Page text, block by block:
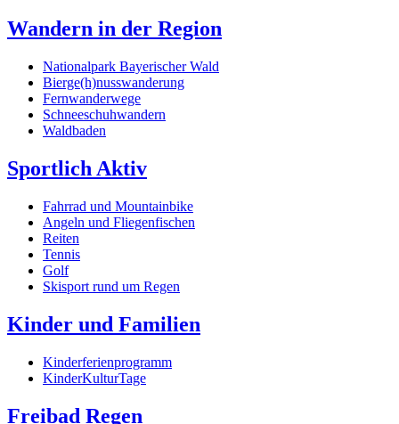
Wandern in der Region
Nationalpark Bayerischer Wald
Bierge(h)nusswanderung
Fernwanderwege
Schneeschuhwandern
Waldbaden
Sportlich Aktiv
Fahrrad und Mountainbike
Angeln und Fliegenfischen
Reiten
Tennis
Golf
Skisport rund um Regen
Kinder und Familien
Kinderferienprogramm
KinderKulturTage
Freibad Regen